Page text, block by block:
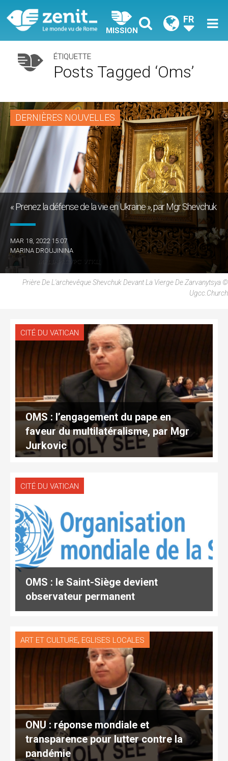
MISSION
FR
ÉTIQUETTE
Posts Tagged ‘oms’
DERNIÈRES NOUVELLES
« Prenez la défense de la vie en Ukraine », par Mgr Shevchuk
MAR 18, 2022 15:07
MARINA DROUJININA
Prière De L'archevêque Shevchuk Devant La Vierge De Zarvanytsya ©
Ugcc.church
CITÉ DU VATICAN
OMS : l’engagement du pape en
faveur du multilatéralisme, par Mgr
Jurkovic
CITÉ DU VATICAN
OMS : le Saint-Siège devient
observateur permanent
ART ET CULTURE, EGLISES LOCALES
ONU : réponse mondiale et
transparence pour lutter contre la
pandémie